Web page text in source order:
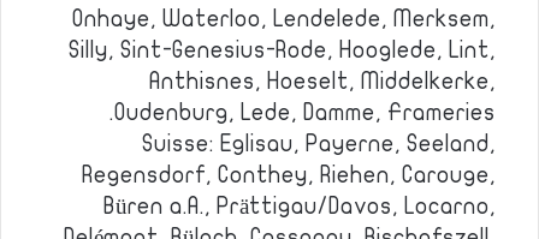
Onhaye, Waterloo, Lendelede, Merksem,
Silly, Sint-Genesius-Rode, Hooglede, Lint,
Anthisnes, Hoeselt, Middelkerke,
Oudenburg, Lede, Damme, Frameries.
Suisse: Eglisau, Payerne, Seeland,
Regensdorf, Conthey, Riehen, Carouge,
Büren a.A., Prättigau/Davos, Locarno,